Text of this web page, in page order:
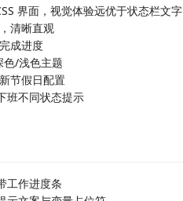
界面，视觉体验远优于状态栏文字
清晰直观
成进度
色/浅色主题
节假日配置
班不同状态提示
工作进度条